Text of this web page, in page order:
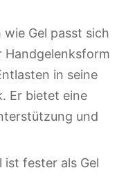
wie Gel passt sich
Handgelenksform
in seine
Er bietet eine
und
ist fester als Gel